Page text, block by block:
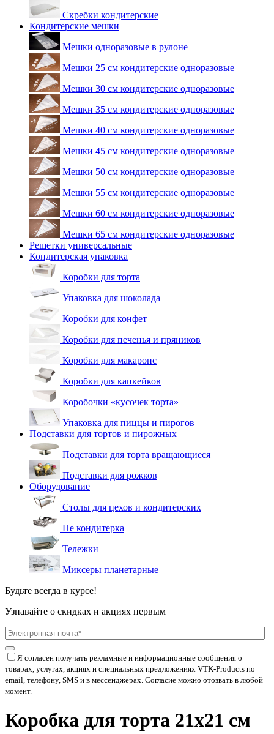
Скребки кондитерские
Кондитерские мешки
Мешки одноразовые в рулоне
Мешки 25 см кондитерские одноразовые
Мешки 30 см кондитерские одноразовые
Мешки 35 см кондитерские одноразовые
Мешки 40 см кондитерские одноразовые
Мешки 45 см кондитерские одноразовые
Мешки 50 см кондитерские одноразовые
Мешки 55 см кондитерские одноразовые
Мешки 60 см кондитерские одноразовые
Мешки 65 см кондитерские одноразовые
Решетки универсальные
Кондитерская упаковка
Коробки для торта
Упаковка для шоколада
Коробки для конфет
Коробки для печенья и пряников
Коробки для макаронс
Коробки для капкейков
Коробочки «кусочек торта»
Упаковка для пиццы и пирогов
Подставки для тортов и пирожных
Подставки для торта вращающиеся
Подставки для рожков
Оборудование
Столы для цехов и кондитерских
Не кондитерка
Тележки
Миксеры планетарные
Будьте всегда в курсе!
Узнавайте о скидках и акциях первым
Я согласен получать рекламные и информационные сообщения о
товарах, услугах, акциях и специальных предложениях VTK-Products по
email, телефону, SMS и в мессенджерах. Согласие можно отозвать в любой
момент.
Коробка для торта 21х21 см